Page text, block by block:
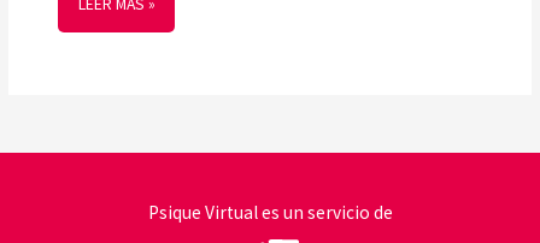
LEER MÁS »
Psique Virtual es un servicio de